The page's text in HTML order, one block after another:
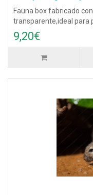
Fauna box fabricado
transparente,ideal para
9,20€